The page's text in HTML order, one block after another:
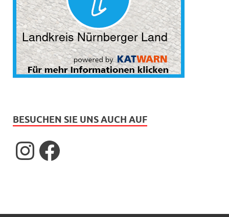
BESUCHEN SIE UNS AUCH AUF